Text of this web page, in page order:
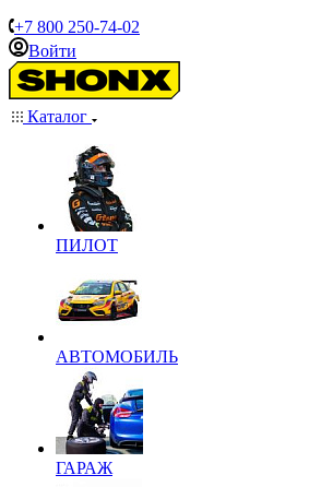
+7 800 250-74-02
Войти
Каталог
ПИЛОТ
АВТОМОБИЛЬ
ГАРАЖ